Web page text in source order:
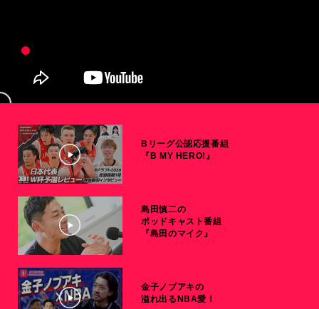
Bリーグ公認応援番組
『B MY HERO!』
島田慎二の
ポッドキャスト番組
『島田のマイク』
金子ノブアキの
溢れ出るNBA愛！